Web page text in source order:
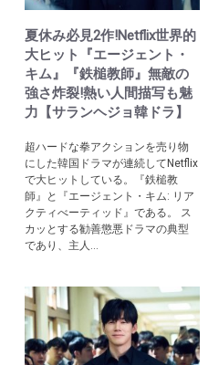
夏休み必見2作!Netflix世界的
大ヒット『エージェント・
キム』『鉄槌教師』無敵の
強さ炸裂!熱い人間描写も魅
力【サランヘジョ韓ドラ】
超ハードな拳アクションを売り物
にした韓国ドラマが連続してNetflix
で大ヒットしている。『鉄槌教
師』と『エージェント・キム: リア
クティべーティッド』である。 ス
カッとする勧善懲悪ドラマの典型
であり、主人...